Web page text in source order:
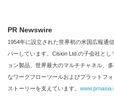
PR Newswire
1954年に設立された世界初の米国広報通
バーしています。Cision Ltd.の子会社と
ョン製品、世界最大のマルチチャネル、
なワークフローツールおよびプラットフ
ストーリーを支えています。